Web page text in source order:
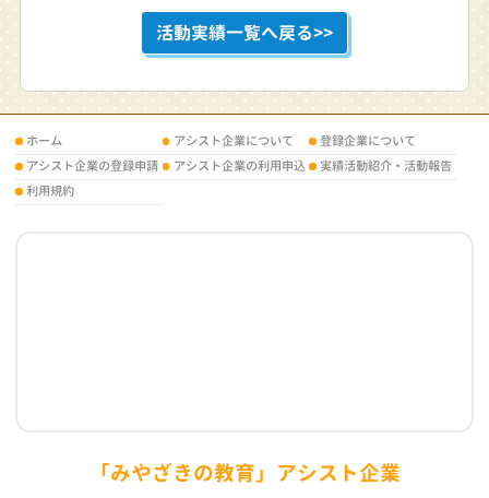
活動実績一覧へ戻る>>
ホーム アシスト企業について
登録企業について
アシスト企業の登録申請
アシスト企業の利用申込
実績活動紹介・活動報告
利用規約
「みやざきの教育」アシスト企業